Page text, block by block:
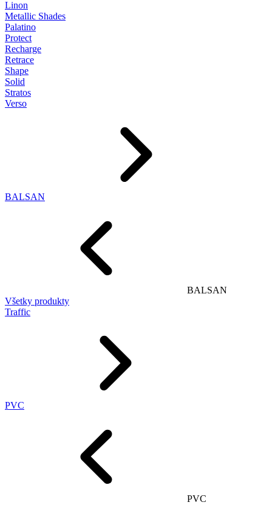
Linon
Metallic Shades
Palatino
Protect
Recharge
Retrace
Shape
Solid
Stratos
Verso
BALSAN
BALSAN
Všetky produkty
Traffic
PVC
PVC